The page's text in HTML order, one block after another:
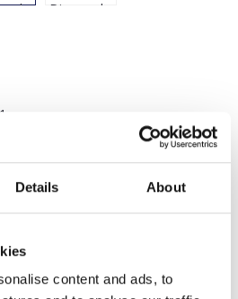
Details About
content and ads, to
Canvas 40x30cm -